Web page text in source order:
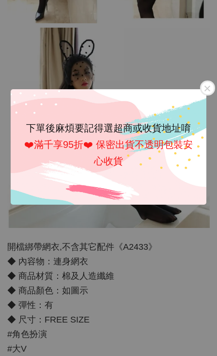
下單後麻煩要記得選超商或收貨地址唷
❤️滿千享95折❤️ 保密出貨不透明包裝安
心收貨
開檔綁帶網衣,不含其它配件《A2433》
◆ 內容物：連身網衣
◆ 商品材質：棉及人造纖維
◆ 商品顏色：如圖示
◆ 彈性：有
◆ 尺寸：FREE SIZE
#角色扮演
#大V